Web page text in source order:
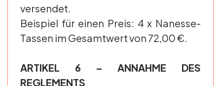
versendet.
Beispiel für einen Preis: 4 x Nanesse-
Tassen im Gesamtwert von 72,00 €.
ARTIKEL 6 – ANNAHME DES
REGLEMENTS